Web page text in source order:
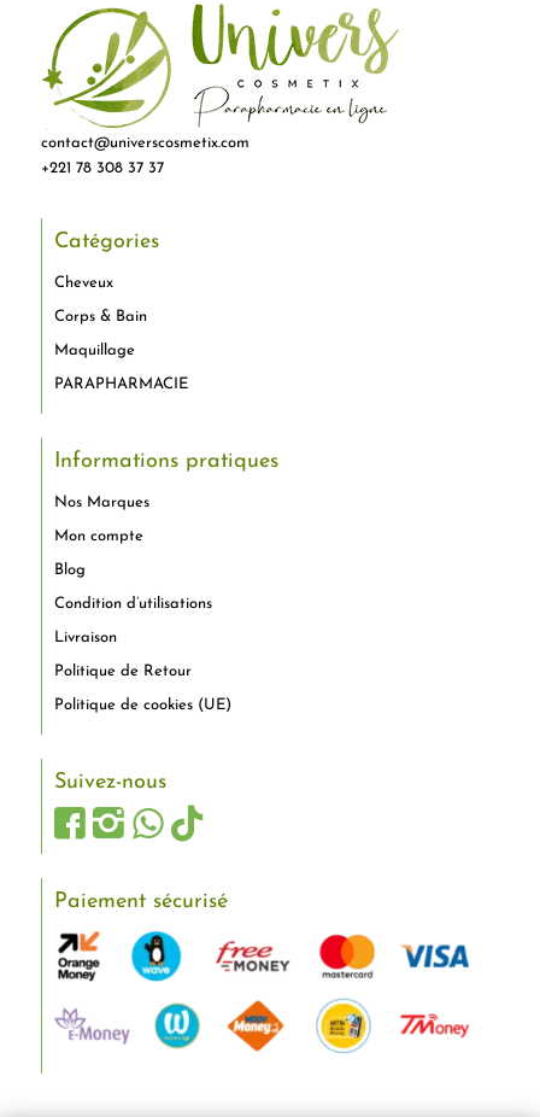
contact@universcosmetix.com
+221 78 308 37 37
Catégories
Cheveux
Corps & Bain
Maquillage
PARAPHARMACIE
Informations pratiques
Nos Marques
Mon compte
Blog
Condition d’utilisations
Livraison
Politique de Retour
Politique de cookies (UE)
Suivez-nous
Paiement sécurisé